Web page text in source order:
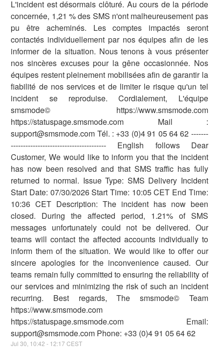
L'incident est désormais clôturé. Au cours de la période
concernée, 1,21 % des SMS n'ont malheureusement pas
pu être acheminés. Les comptes impactés seront
contactés individuellement par nos équipes afin de les
informer de la situation. Nous tenons à vous présenter
nos sincères excuses pour la gêne occasionnée. Nos
équipes restent pleinement mobilisées afin de garantir la
fiabilité de nos services et de limiter le risque qu'un tel
incident se reproduise. Cordialement, L'équipe
smsmode© https://www.smsmode.com
https://statuspage.smsmode.com Mail :
support@smsmode.com Tél. : +33 (0)4 91 05 64 62 -------
--------------------------------------- English follows Dear
Customer, We would like to inform you that the incident
has now been resolved and that SMS traffic has fully
returned to normal. Issue Type: SMS Delivery Incident
Start Date: 07/30/2026 Start Time: 10:05 CET End Time:
10:36 CET Description: The incident has now been
closed. During the affected period, 1.21% of SMS
messages unfortunately could not be delivered. Our
teams will contact the affected accounts individually to
inform them of the situation. We would like to offer our
sincere apologies for the inconvenience caused. Our
teams remain fully committed to ensuring the reliability of
our services and minimizing the risk of such an incident
recurring. Best regards, The smsmode© Team
https://www.smsmode.com
https://statuspage.smsmode.com Email:
support@smsmode.com Phone: +33 (0)4 91 05 64 62
Jul30 10:42 - 12:17 CEST